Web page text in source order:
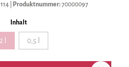
Produktnummer:70000097
Inhaltauswählen
l
(Diese Option ist zurzeit nicht verfügbar.)
0,5 l
(Diese Option ist zurzeit nicht